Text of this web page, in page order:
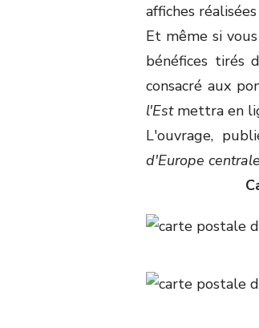
affiches
Et même si
bénéfices tirés
consacré aux
l'Est mettra en
L'ouvrage,
d'Europe centrale